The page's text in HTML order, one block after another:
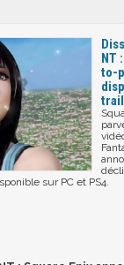
NT
to-
sur PC et PS4.